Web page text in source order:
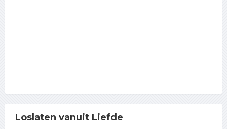
Loslaten vanuit Liefde